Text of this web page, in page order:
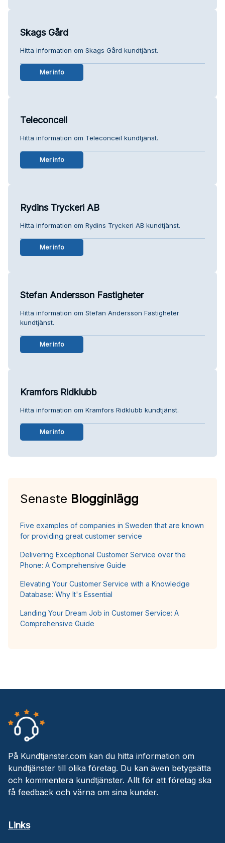
Skags Gård
Hitta information om Skags Gård kundtjänst.
Mer info
Teleconceil
Hitta information om Teleconceil kundtjänst.
Mer info
Rydins Tryckeri AB
Hitta information om Rydins Tryckeri AB kundtjänst.
Mer info
Stefan Andersson Fastigheter
Hitta information om Stefan Andersson Fastigheter
kundtjänst.
Mer info
Kramfors Ridklubb
Hitta information om Kramfors Ridklubb kundtjänst.
Mer info
Senaste Blogginlägg
Five examples of companies in Sweden that are known
for providing great customer service
Delivering Exceptional Customer Service over the
Phone: A Comprehensive Guide
Elevating Your Customer Service with a Knowledge
Database: Why It's Essential
Landing Your Dream Job in Customer Service: A
Comprehensive Guide
På Kundtjanster.com kan du hitta information om
kundtjänster till olika företag. Du kan även betygsätta
och kommentera kundtjänster. Allt för att företag ska
få feedback och värna om sina kunder.
Links